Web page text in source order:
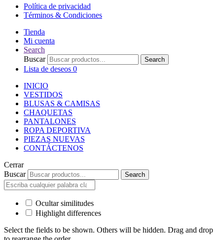
Política de privacidad
Términos & Condiciones
Tienda
Mi cuenta
Search
Buscar
Search
Lista de deseos 0
INICIO
VESTIDOS
BLUSAS & CAMISAS
CHAQUETAS
PANTALONES
ROPA DEPORTIVA
PIEZAS NUEVAS
CONTÁCTENOS
Cerrar
Buscar
Search
Ocultar similitudes
Highlight differences
Select the fields to be shown. Others will be hidden. Drag and drop